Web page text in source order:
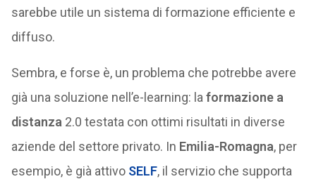
sarebbe utile un sistema di formazione efficiente e
diffuso.
Sembra, e forse è, un problema che potrebbe avere
già una soluzione nell’e-learning: la formazione a
distanza 2.0 testata con ottimi risultati in diverse
aziende del settore privato. In Emilia-Romagna, per
esempio, è già attivo SELF, il servizio che supporta